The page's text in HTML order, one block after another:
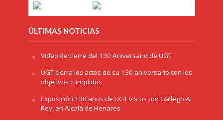
ÚLTIMAS NOTICIAS
Video de cierre del 130 Aniversario de UGT
UGT cierra los actos de su 130 aniversario con los
objetivos cumplidos
Exposición 130 años de UGT vistos por Gallego &
Rey, en Alcalá de Henares